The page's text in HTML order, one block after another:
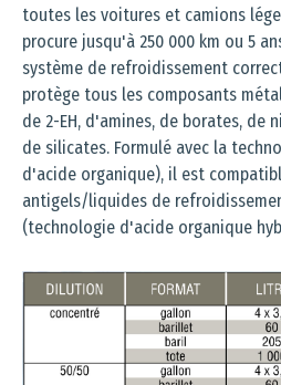
toutes les voitures et camions
procure jusqu'à 250 000 km ou 5
système de refroidissement
protège tous les composants
de 2-EH, d'amines, de borates, de
de silicates. Formulé avec la
d'acide organique), il est
antigels/liquides de
(technologie d'acide organique